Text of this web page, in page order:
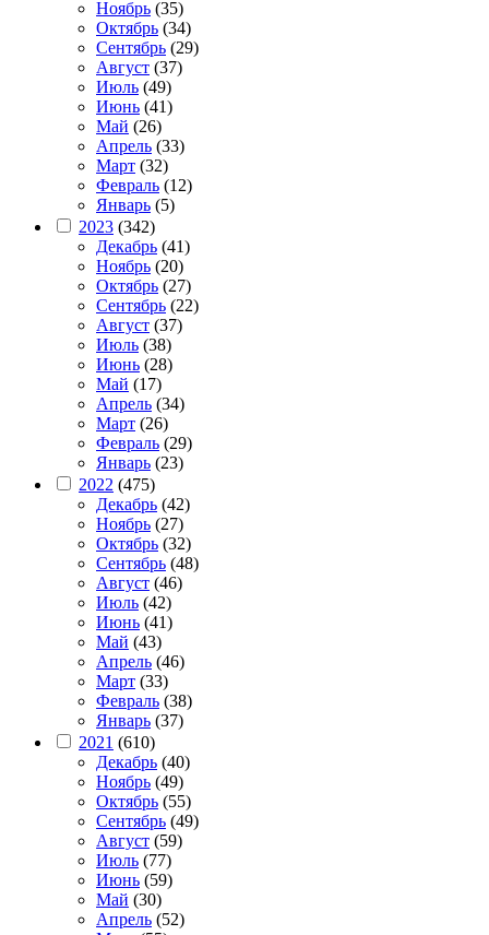
Ноябрь (35)
Октябрь (34)
Сентябрь (29)
Август (37)
Июль (49)
Июнь (41)
Май (26)
Апрель (33)
Март (32)
Февраль (12)
Январь (5)
2023 (342)
Декабрь (41)
Ноябрь (20)
Октябрь (27)
Сентябрь (22)
Август (37)
Июль (38)
Июнь (28)
Май (17)
Апрель (34)
Март (26)
Февраль (29)
Январь (23)
2022 (475)
Декабрь (42)
Ноябрь (27)
Октябрь (32)
Сентябрь (48)
Август (46)
Июль (42)
Июнь (41)
Май (43)
Апрель (46)
Март (33)
Февраль (38)
Январь (37)
2021 (610)
Декабрь (40)
Ноябрь (49)
Октябрь (55)
Сентябрь (49)
Август (59)
Июль (77)
Июнь (59)
Май (30)
Апрель (52)